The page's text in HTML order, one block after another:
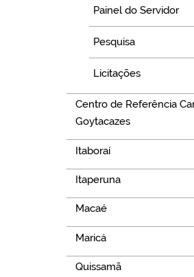
Painel do Servidor
Pesquisa
Licitações
Centro de Referência
Goytacazes
Itaboraí
Itaperuna
Macaé
Maricá
Quissamã